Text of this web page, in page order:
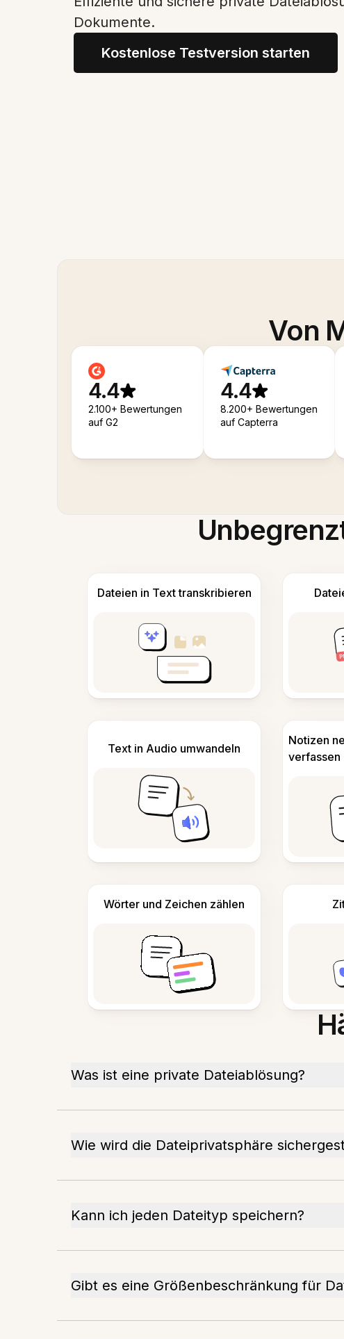
Dokumente.
Kostenlose Testversion starten
Von
4.4
2.100+ Bewertungen
auf G2
4.4
8.200+ Bewertungen
auf Capterra
Dateien in Text transkribieren
Text in Audio umwandeln
Notizen
verfassen
Wörter und Zeichen zählen
Was ist eine private Dateiablösung?
Wie wird die Dateiprivatsphäre
Kann ich jeden Dateityp speichern?
Gibt es eine Größenbeschränkung für